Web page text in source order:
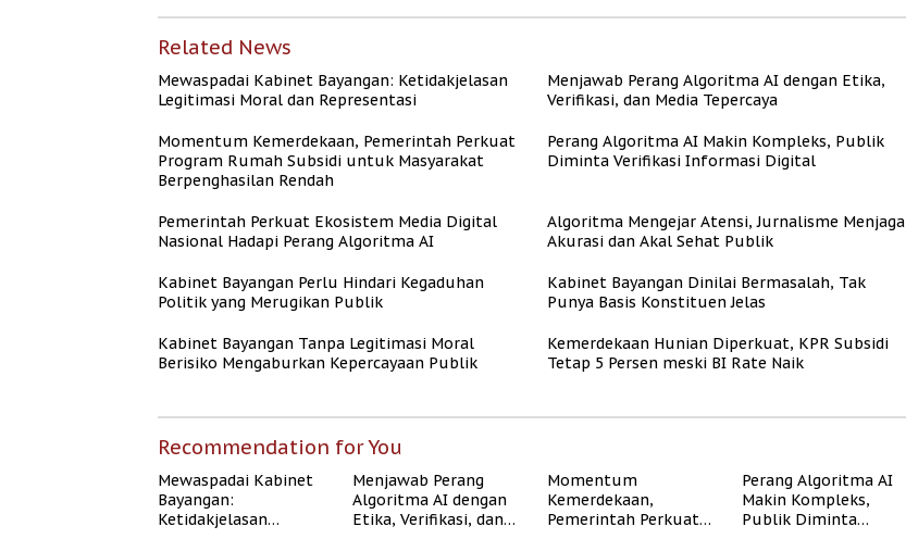
Related News
Mewaspadai Kabinet Bayangan: Ketidakjelasan
Legitimasi Moral dan Representasi
Menjawab Perang Algoritma AI dengan Etika,
Verifikasi, dan Media Tepercaya
Momentum Kemerdekaan, Pemerintah Perkuat
Program Rumah Subsidi untuk Masyarakat
Berpenghasilan Rendah
Perang Algoritma AI Makin Kompleks, Publik
Diminta Verifikasi Informasi Digital
Pemerintah Perkuat Ekosistem Media Digital
Nasional Hadapi Perang Algoritma AI
Algoritma Mengejar Atensi, Jurnalisme Menjaga
Akurasi dan Akal Sehat Publik
Kabinet Bayangan Perlu Hindari Kegaduhan
Politik yang Merugikan Publik
Kabinet Bayangan Dinilai Bermasalah, Tak
Punya Basis Konstituen Jelas
Kabinet Bayangan Tanpa Legitimasi Moral
Berisiko Mengaburkan Kepercayaan Publik
Kemerdekaan Hunian Diperkuat, KPR Subsidi
Tetap 5 Persen meski BI Rate Naik
Recommendation for You
Mewaspadai Kabinet
Bayangan:
Ketidakjelasan
Menjawab Perang
Algoritma AI dengan
Etika, Verifikasi, dan
Momentum
Kemerdekaan,
Pemerintah Perkuat
Perang Algoritma AI
Makin Kompleks,
Publik Diminta